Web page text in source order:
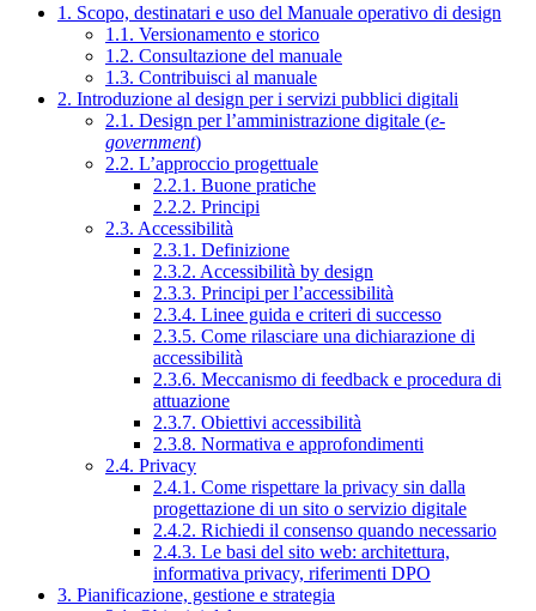
1. Scopo, destinatari e uso del Manuale operativo di design
1.1. Versionamento e storico
1.2. Consultazione del manuale
1.3. Contribuisci al manuale
2. Introduzione al design per i servizi pubblici digitali
2.1. Design per l’amministrazione digitale (e-
government)
2.2. L’approccio progettuale
2.2.1. Buone pratiche
2.2.2. Principi
2.3. Accessibilità
2.3.1. Definizione
2.3.2. Accessibilità by design
2.3.3. Principi per l’accessibilità
2.3.4. Linee guida e criteri di successo
2.3.5. Come rilasciare una dichiarazione di
accessibilità
2.3.6. Meccanismo di feedback e procedura di
attuazione
2.3.7. Obiettivi accessibilità
2.3.8. Normativa e approfondimenti
2.4. Privacy
2.4.1. Come rispettare la privacy sin dalla
progettazione di un sito o servizio digitale
2.4.2. Richiedi il consenso quando necessario
2.4.3. Le basi del sito web: architettura,
informativa privacy, riferimenti DPO
3. Pianificazione, gestione e strategia